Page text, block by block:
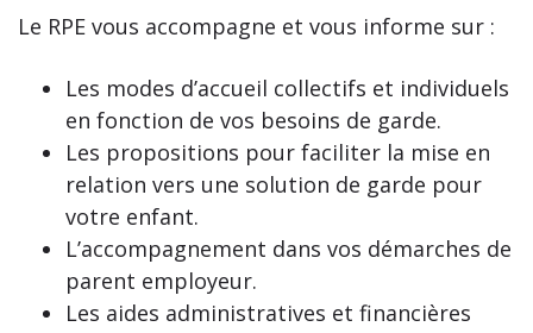
Le RPE vous accompagne et vous informe sur :
Les modes d’accueil collectifs et individuels
en fonction de vos besoins de garde.
Les propositions pour faciliter la mise en
relation vers une solution de garde pour
votre enfant.
L’accompagnement dans vos démarches de
parent employeur.
Les aides administratives et financières